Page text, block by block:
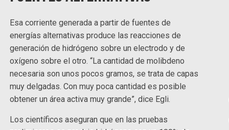
Esa corriente generada a partir de fuentes de
energías alternativas produce las reacciones de
generación de hidrógeno sobre un electrodo y de
oxígeno sobre el otro. “La cantidad de molibdeno
necesaria son unos pocos gramos, se trata de capas
muy delgadas. Con muy poca cantidad es posible
obtener un área activa muy grande”, dice Egli.
Los científicos aseguran que en las pruebas